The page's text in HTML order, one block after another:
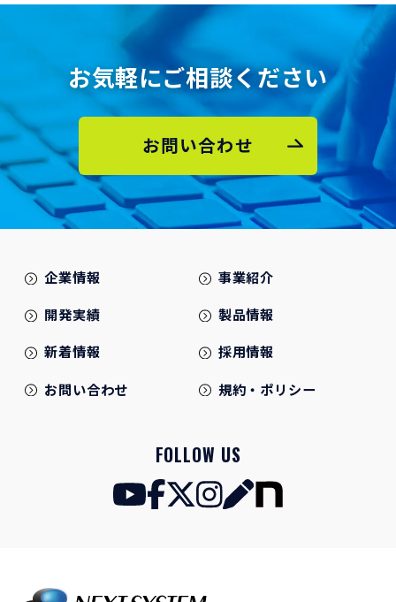
お気軽にご相談ください
お問い合わせ
企業情報 事業紹介
開発実績 製品情報
新着情報 採用情報
お問い合わせ 規約・ポリシー
FOLLOW US